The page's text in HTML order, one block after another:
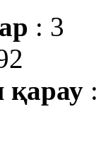
: 3